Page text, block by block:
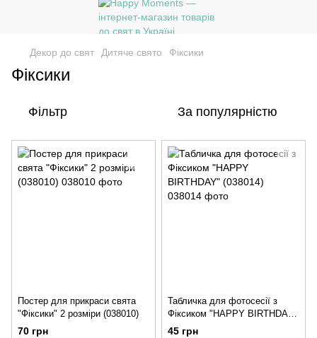
Декор до свят Дитяче свято Фіксики
Фіксики
Фільтр За популярністю
Постер для прикраси свята
"Фіксики" 2 розміри (038010)
70 грн
Табличка для фотосесії з
Фіксиком "HAPPY BIRTHDAY"
(038014)
45 грн